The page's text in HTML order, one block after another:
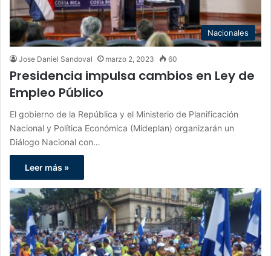
Nacionales
Jose Daniel Sandoval marzo 2, 2023 60
Presidencia impulsa cambios en Ley de
Empleo Público
El gobierno de la República y el Ministerio de Planificación
Nacional y Política Económica (Mideplan) organizarán un
Diálogo Nacional con…
Leer más »